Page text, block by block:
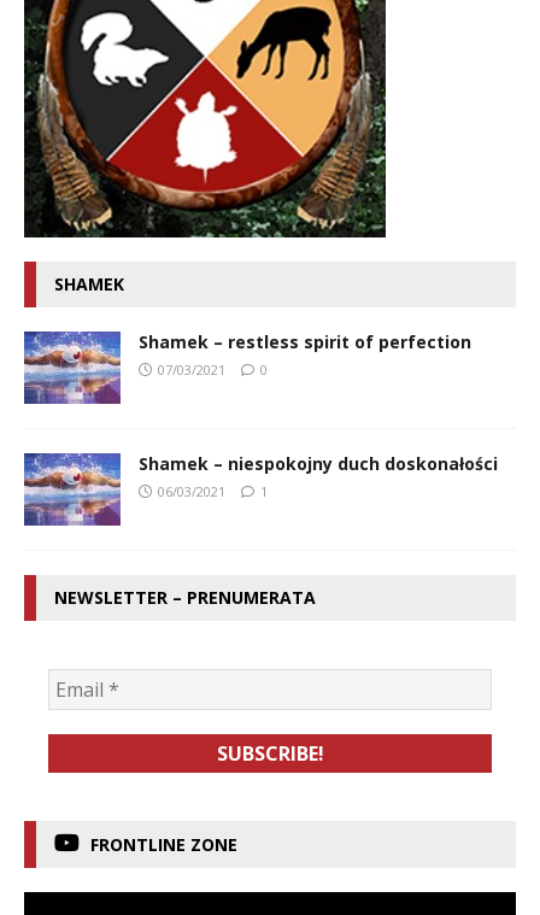
SHAMEK
Shamek – restless spirit of perfection
07/03/2021 0
Shamek – niespokojny duch doskonałości
06/03/2021 1
NEWSLETTER – PRENUMERATA
FRONTLINE ZONE